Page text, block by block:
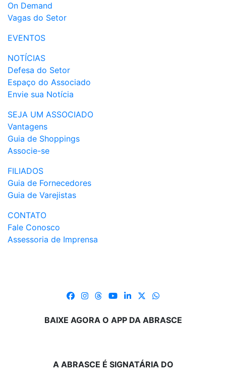
On Demand
Vagas do Setor
EVENTOS
NOTÍCIAS
Defesa do Setor
Espaço do Associado
Envie sua Notícia
SEJA UM ASSOCIADO
Vantagens
Guia de Shoppings
Associe-se
FILIADOS
Guia de Fornecedores
Guia de Varejistas
CONTATO
Fale Conosco
Assessoria de Imprensa
BAIXE AGORA O APP DA ABRASCE
A ABRASCE É SIGNATÁRIA DO